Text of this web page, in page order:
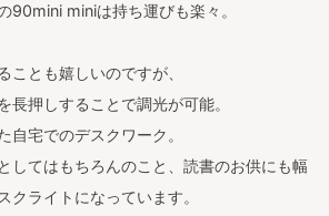
90mini miniは持ち運びも楽々。
ことも嬉しいのですが、
長押しすることで調光が可能。
自宅でのデスクワーク。
してはもちろんのこと、読書のお供にも幅
クライトになっています。